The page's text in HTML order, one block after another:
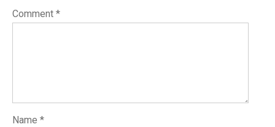
Comment *
Name *